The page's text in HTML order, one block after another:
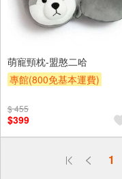
萌寵頸枕-盟憨二哈
專館(800免基本運費)
$ 455
$399
1
偏遠地